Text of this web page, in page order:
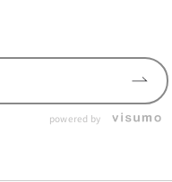
powered by